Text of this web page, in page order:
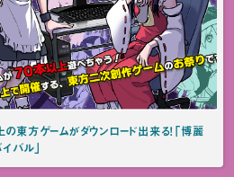
東方ゲームがダウンロード出来る！「博麗
バル」